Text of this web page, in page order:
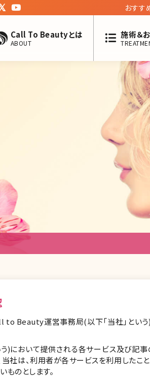
おすす
Call To Beautyとは
ABOUT
施術＆
to Beauty運営事務局(以下「当社」とい
)において提供される各サービス及び記
当社は、利用者が各サービスを利用したこ
のとします。